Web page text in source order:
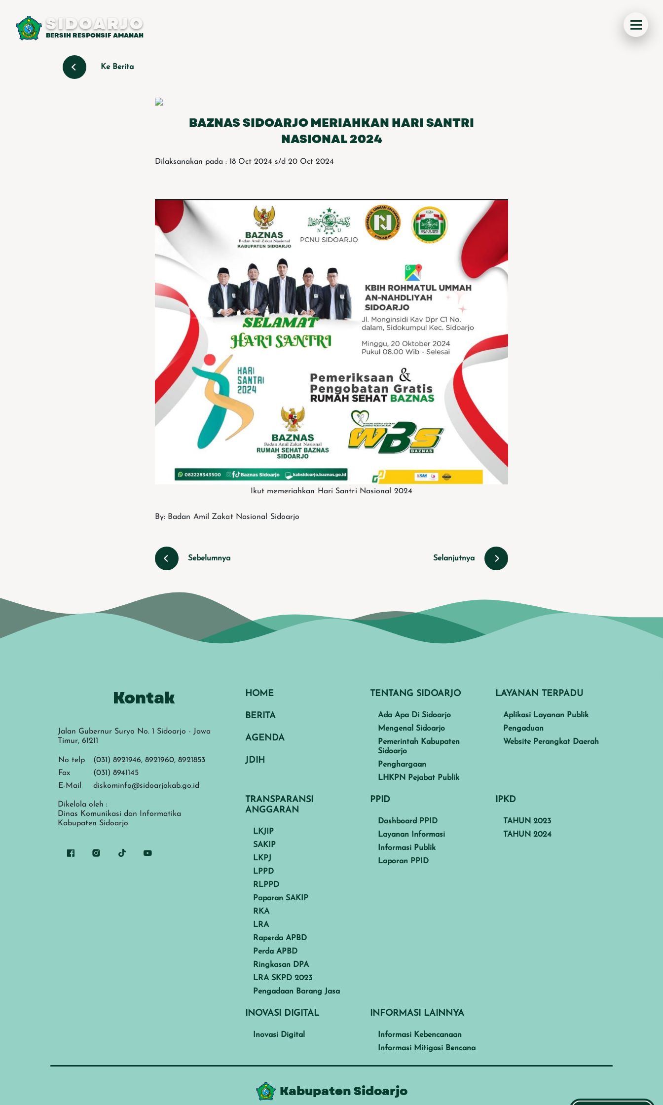
SIDOARJO
BERSIH RESPONSIF AMANAH
Ke Berita
BAZNAS SIDOARJO MERIAHKAN HARI SANTRI
NASIONAL 2024
Dilaksanakan pada : 18 Oct 2024 s/d 20 Oct 2024
Ikut memeriahkan Hari Santri Nasional 2024
By: Badan Amil Zakat Nasional Sidoarjo
Sebelumnya Selanjutnya
Kontak
Jalan Gubernur Suryo No. 1 Sidoarjo - Jawa
Timur, 61211
No telp
(031) 8921946, 8921960, 8921853
Fax
(031) 8941145
E-Mail
diskominfo@sidoarjokab.go.id
Dikelola oleh :
Dinas Komunikasi dan Informatika
Kabupaten Sidoarjo
HOME
BERITA
AGENDA
JDIH
TENTANG SIDOARJO
Ada Apa Di Sidoarjo
Mengenal Sidoarjo
Pemerintah Kabupaten
Sidoarjo
Penghargaan
LHKPN Pejabat Publik
LAYANAN TERPADU
Aplikasi Layanan Publik
Pengaduan
Website Perangkat Daerah
TRANSPARANSI
ANGGARAN
LKJIP
SAKIP
LKPJ
LPPD
RLPPD
Paparan SAKIP
RKA
LRA
Raperda APBD
Perda APBD
Ringkasan DPA
LRA SKPD 2023
Pengadaan Barang Jasa
PPID
Dashboard PPID
Layanan Informasi
Informasi Publik
Laporan PPID
IPKD
TAHUN 2023
TAHUN 2024
INOVASI DIGITAL
Inovasi Digital
INFORMASI LAINNYA
Informasi Kebencanaan
Informasi Mitigasi Bencana
Kabupaten Sidoarjo